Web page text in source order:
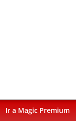
Ir a Magic Premium